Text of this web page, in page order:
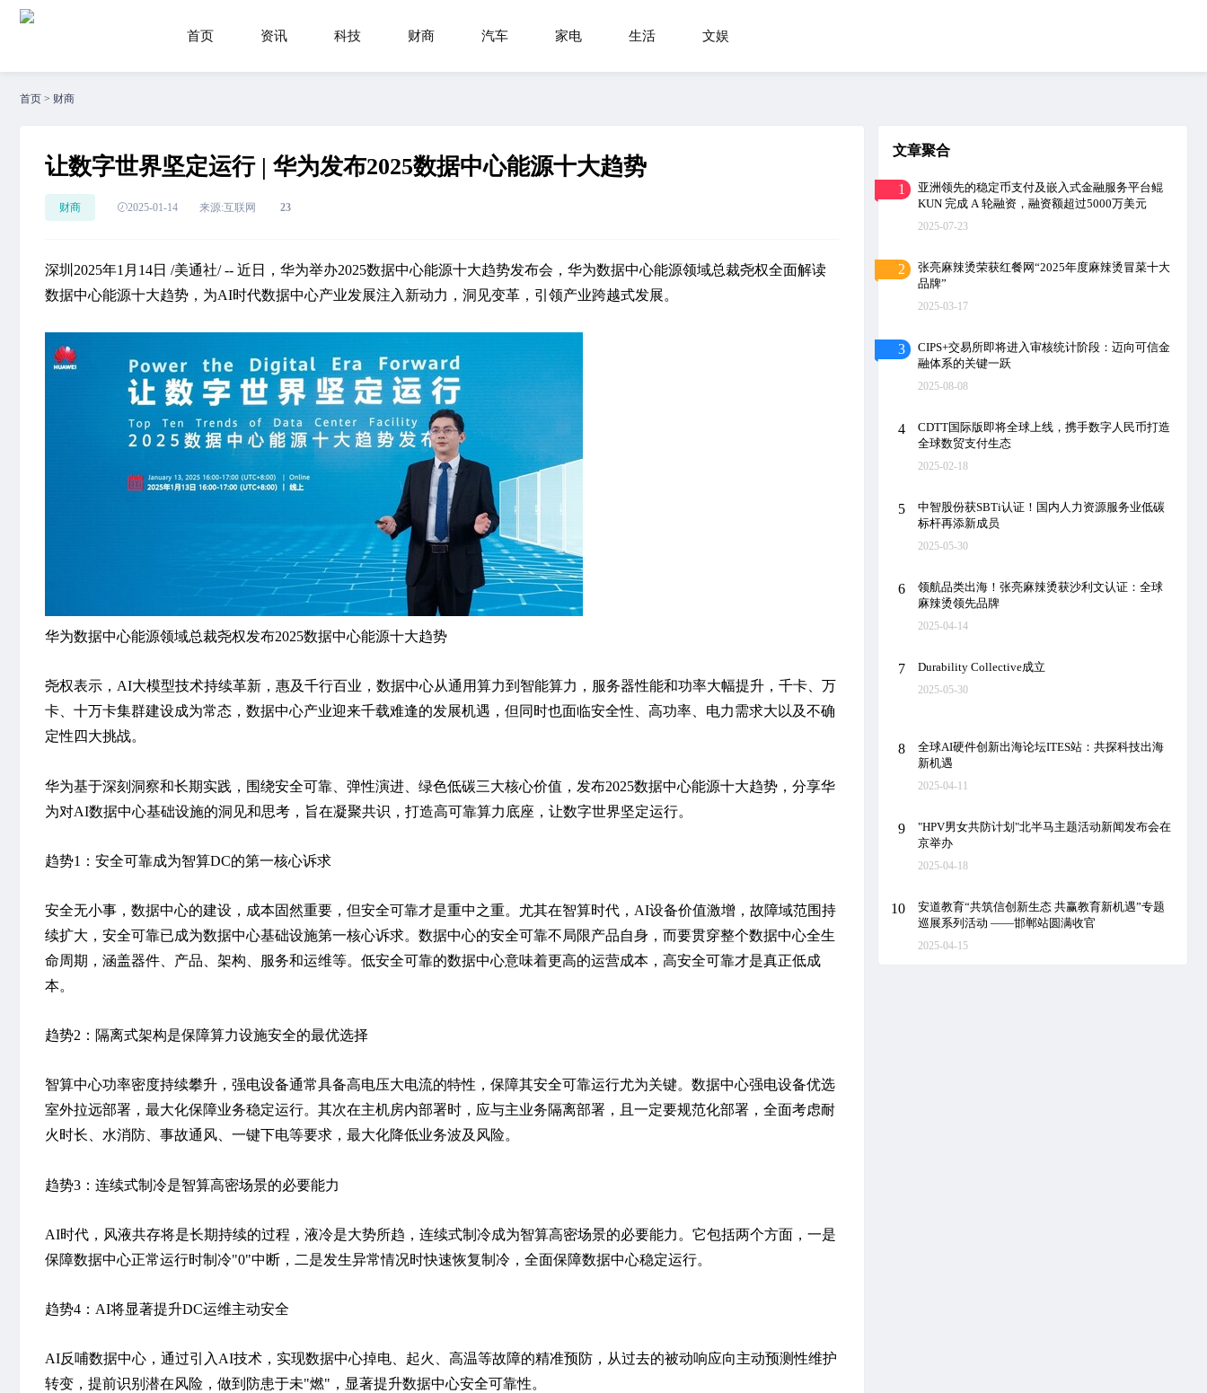
首页 资讯 科技 财商 汽车 家电 生活 文娱
首页 > 财商
让数字世界坚定运行 | 华为发布2025数据中心能源十大趋势
财商 2025-01-14 来源:互联网 23
深圳2025年1月14日 /美通社/ -- 近日，华为举办2025数据中心能源十大趋势发布会，华为数据中心能源领域总裁尧权全面解读
数据中心能源十大趋势，为AI时代数据中心产业发展注入新动力，洞见变革，引领产业跨越式发展。
华为数据中心能源领域总裁尧权发布2025数据中心能源十大趋势
尧权表示，AI大模型技术持续革新，惠及千行百业，数据中心从通用算力到智能算力，服务器性能和功率大幅提升，千卡、万
卡、十万卡集群建设成为常态，数据中心产业迎来千载难逢的发展机遇，但同时也面临安全性、高功率、电力需求大以及不确
定性四大挑战。
华为基于深刻洞察和长期实践，围绕安全可靠、弹性演进、绿色低碳三大核心价值，发布2025数据中心能源十大趋势，分享华
为对AI数据中心基础设施的洞见和思考，旨在凝聚共识，打造高可靠算力底座，让数字世界坚定运行。
趋势1：安全可靠成为智算DC的第一核心诉求
安全无小事，数据中心的建设，成本固然重要，但安全可靠才是重中之重。尤其在智算时代，AI设备价值激增，故障域范围持
续扩大，安全可靠已成为数据中心基础设施第一核心诉求。数据中心的安全可靠不局限产品自身，而要贯穿整个数据中心全生
命周期，涵盖器件、产品、架构、服务和运维等。低安全可靠的数据中心意味着更高的运营成本， 高安全可靠才是真正低成
本。
趋势2：隔离式架构是保障算力设施安全的最优选择
智算中心功率密度持续攀升，强电设备通常具备高电压大电流的特性，保障其安全可靠运行尤为关键。 数据中心强电设备优选
室外拉远部署 ，最大化保障业务稳定运行。其次在主机房内部署时，应与主业务隔离部署，且一定要规范化部署，全面考虑耐
火时长、水消防、事故通风、一键下电等要求，最大化降低业务波及风险。
趋势3：连续式制冷是智算高密场景的必要能力
AI时代，风液共存将是长期持续的过程，液冷是大势所趋，连续式制冷成为智算高密场景的必要能力。它包括两个方面，一是
保障数据中心正常运行时制冷"0"中断，二是发生异常情况时快速恢复制冷，全面保障数据中心稳定运行。
趋势4：AI将显著提升DC运维主动安全
AI反哺数据中心，通过引入AI技术，实现数据中心掉电、起火、高温等故障的精准预防，从过去的被动响应向主动预测性维护
转变，提前识别潜在风险，做到防患于未"燃"，显著提升数据中心安全可靠性。
文章聚合
1
亚洲领先的稳定币支付及嵌入式金融服务平台鲲
KUN 完成 A 轮融资，融资额超过5000万美元
2025-07-23
2
张亮麻辣烫荣获红餐网“2025年度麻辣烫冒菜十大
品牌”
2025-03-17
3
CIPS+交易所即将进入审核统计阶段：迈向可信金
融体系的关键一跃
2025-08-08
4
CDTT国际版即将全球上线，携手数字人民币打造
全球数贸支付生态
2025-02-18
5
中智股份获SBTi认证！国内人力资源服务业低碳
标杆再添新成员
2025-05-30
6
领航品类出海！张亮麻辣烫获沙利文认证：全球
麻辣烫领先品牌
2025-04-14
7 Durability Collective成立
2025-05-30
8
全球AI硬件创新出海论坛ITES站：共探科技出海
新机遇
2025-04-11
9
"HPV男女共防计划"北半马主题活动新闻发布会在
京举办
2025-04-18
10
安道教育“共筑信创新生态 共赢教育新机遇”专题
巡展系列活动 ——邯郸站圆满收官
2025-04-15